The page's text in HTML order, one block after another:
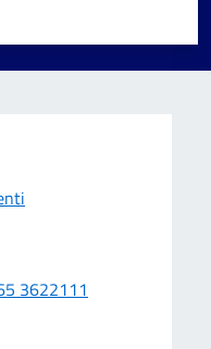
3622111